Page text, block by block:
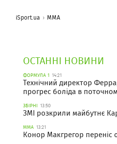
iSport.ua ММА
ОСТАННІ НОВИНИ
ФОРМУЛА 1 14:21
Технічний директор
прогрес боліда в
ЗБІРНІ 13:50
ЗМІ розкрили майбутнє
ММА 13:21
Конор Макгрегор переніс